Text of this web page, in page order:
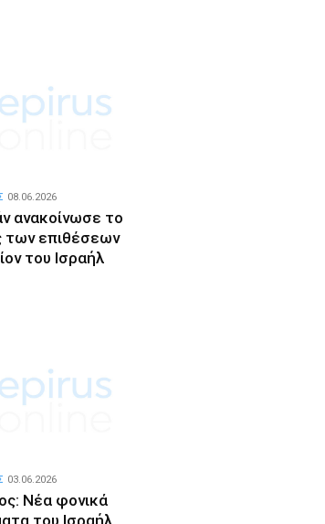
ανακοίνωσε το
των επιθέσεων
του Ισραήλ
08.06.2026
Νέα φονικά
03.06.2026